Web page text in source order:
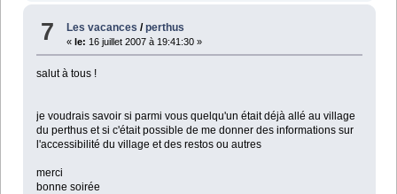
7 Les vacances /perthus
«le: 16 juillet 2007 à 19:41:30 »
salut à tous !
je voudrais savoir si parmi vous quelqu'un était déjà allé au village
du perthus et si c'était possible de me donner des informations sur
l'accessibilité du village et des restos ou autres
merci
bonne soirée